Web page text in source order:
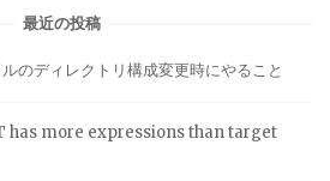
最近の投稿
のディレクトリ構成変更時にやること
has more expressions than target